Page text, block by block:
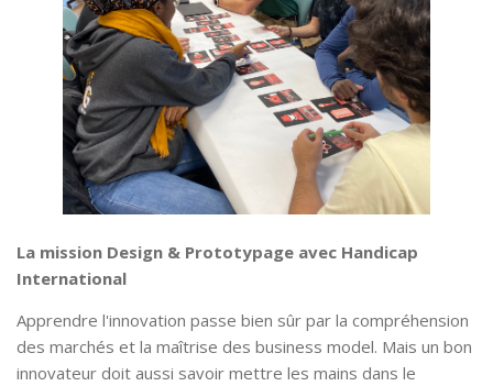
La mission Design & Prototypage avec Handicap
International
Apprendre l'innovation passe bien sûr par la compréhension
des marchés et la maîtrise des business model. Mais un bon
innovateur doit aussi savoir mettre les mains dans le